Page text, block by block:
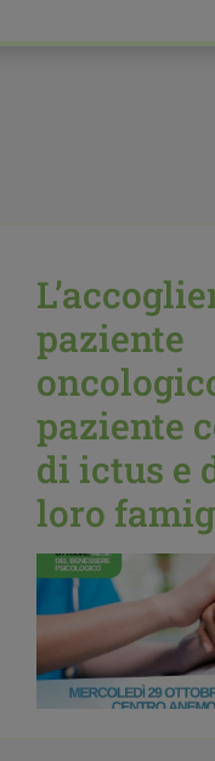
paziente
paziente
di ictus e
loro